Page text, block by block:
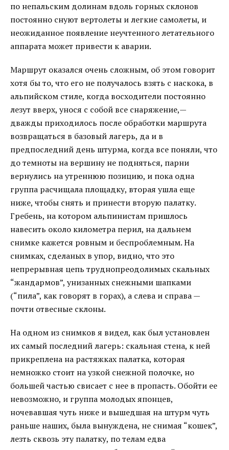
по непальским долинам вдоль горных склонов
постоянно снуют вертолеты и легкие самолеты, и
неожиданное появление неучтенного летательного
аппарата может привести к аварии.
Маршрут оказался очень сложным, об этом говорит
хотя бы то, что его не получалось взять с наскока, в
альпийском стиле, когда восходители постоянно
лезут вверх, унося с собой все снаряжение,—
дважды приходилось после обработки маршрута
возвращаться в базовый лагерь, да и в
предпоследний день штурма, когда все поняли, что
до темноты на вершину не подняться, парни
вернулись на утреннюю позицию, и пока одна
группа расчищала площадку, вторая ушла еще
ниже, чтобы снять и принести вторую палатку.
Гребень, на котором альпинистам пришлось
навесить около километра перил, на дальнем
снимке кажется ровным и беспроблемным. На
снимках, сделаных в упор, видно, что это
непрерывная цепь труднопреодолимых скальных
“жандармов”, унизанных снежными шапками
(“пила”, как говорят в горах), а слева и справа —
почти отвесные склоны.
На одном из снимков я видел, как был установлен
их самый последний лагерь: скальная стена, к ней
прикреплена на растяжках палатка, которая
немножко стоит на узкой снежной полочке, но
большей частью свисает с нее в пропасть. Обойти ее
невозможно, и группа молодых японцев,
ночевавшая чуть ниже и вышедшая на штурм чуть
раньше наших, была вынуждена, не снимая “кошек”,
лезть сквозь эту палатку, по телам едва